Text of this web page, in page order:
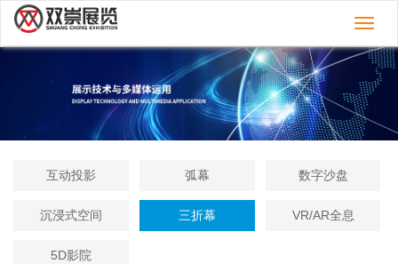
切
换
导
航
互动投影 弧幕 数字沙盘
沉浸式空间 三折幕 VR/AR全息
5D影院